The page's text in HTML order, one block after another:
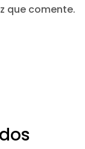
que comente.